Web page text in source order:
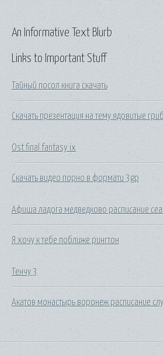
Links to Important Stuff
Тайный посол книга скачать
Скачать презентация на тему ядовитые
Ost final fantasy ix
Скачать видео порно в формати 3gp
Афиша ладога медведково расписание
Я хочу к тебе поближе рингтон
Тенчу 3
Акатов монастырь воронеж расписание
An Informative Text Blurb